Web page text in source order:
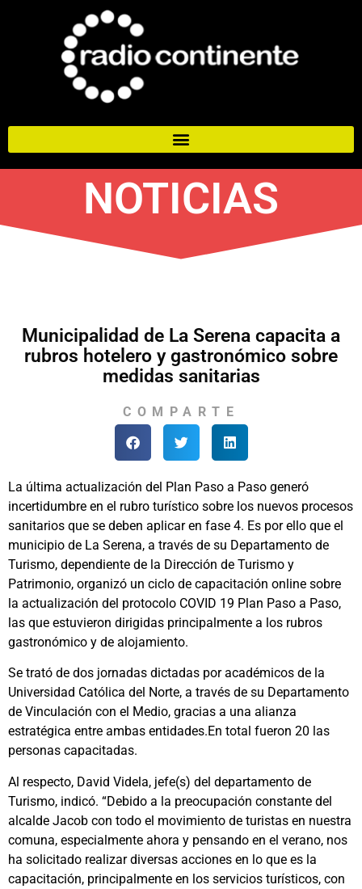
NOTICIAS
Municipalidad de La Serena capacita a
rubros hotelero y gastronómico sobre
medidas sanitarias
COMPARTE
La última actualización del Plan Paso a Paso generó
incertidumbre en el rubro turístico sobre los nuevos procesos
sanitarios que se deben aplicar en fase 4. Es por ello que el
municipio de La Serena, a través de su Departamento de
Turismo, dependiente de la Dirección de Turismo y
Patrimonio, organizó un ciclo de capacitación online sobre
la actualización del protocolo COVID 19 Plan Paso a Paso,
las que estuvieron dirigidas principalmente a los rubros
gastronómico y de alojamiento.
Se trató de dos jornadas dictadas por académicos de la
Universidad Católica del Norte, a través de su Departamento
de Vinculación con el Medio, gracias a una alianza
estratégica entre ambas entidades.En total fueron 20 las
personas capacitadas.
Al respecto, David Videla, jefe(s) del departamento de
Turismo, indicó. “Debido a la preocupación constante del
alcalde Jacob con todo el movimiento de turistas en nuestra
comuna, especialmente ahora y pensando en el verano, nos
ha solicitado realizar diversas acciones en lo que es la
capacitación, principalmente en los servicios turísticos, con